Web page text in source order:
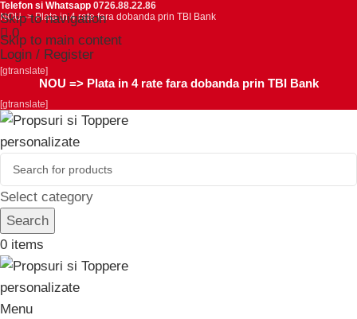
Skip to navigation
Skip to main content
Telefon si Whatsapp 0726.88.22.86
NOU ->Plata in 4 rate fara dobanda prin TBI Bank
0
Login / Register
[gtranslate]
NOU => Plata in 4 rate fara dobanda prin TBI Bank
[gtranslate]
Select category
Search
0 items
Menu